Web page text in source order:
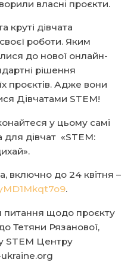
власні проєкти.
круті дівчата
роботи. Яким
до нової онлайн-
рішення
проєктів. Адже вони
Дівчатами STEM!
у цьому самі
для дівчат «STEM:
включно до 24 квітня –
.
щодо проєкту
Тетяни Рязанової,
STEM Центру